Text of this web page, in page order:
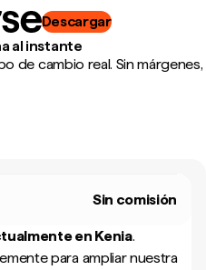
Descargar
al instante
de cambio real. Sin márgenes,
Sin comisión
en Kenia.
para ampliar nuestra